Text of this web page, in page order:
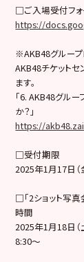
□ご入場受付フォ
https://
※AKB48グルー
AKB48チケット
ます。
「6. AKB48グル
か？」
https://
□受付期限
2025年1月17日（
□「2ショット写
時間
2025年1月18日（
8:30～